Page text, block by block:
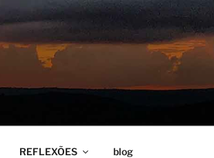
REFLEXÕES blog